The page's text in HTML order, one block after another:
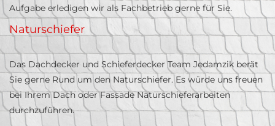
Aufgabe erledigen wir als Fachbetrieb gerne für Sie.
Naturschiefer
Das Dachdecker und Schieferdecker Team Jedamzik berät
Sie gerne Rund um den Naturschiefer. Es würde uns freuen
bei Ihrem Dach oder Fassade Naturschieferarbeiten
durchzuführen.